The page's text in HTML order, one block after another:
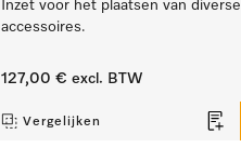
Inzet voor het plaatsen van diverse
accessoires.
127,00 € excl. BTW
Vergelijken